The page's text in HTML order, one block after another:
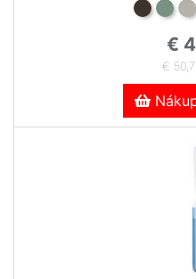
€
€